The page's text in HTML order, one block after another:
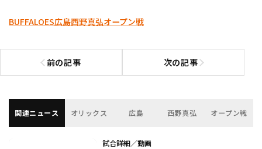
BUFFALOES広島西野真弘オープン戦
前の記事
前の記事へ 次の記事次の記事へ
関連ニュース オリックス 広島 西野真弘 オープン戦
試合詳細／動画